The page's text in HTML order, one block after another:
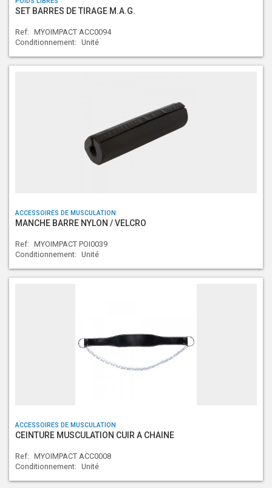
SET BARRES DE TIRAGE M.A.G.
Ref: MYOIMPACT ACC0094
Conditionnement: Unité
ACCESSOIRES DE MUSCULATION
MANCHE BARRE NYLON / VELCRO
Ref: MYOIMPACT POI0039
Conditionnement: Unité
ACCESSOIRES DE MUSCULATION
CEINTURE MUSCULATION CUIR A CHAINE
Ref: MYOIMPACT ACC0008
Conditionnement: Unité